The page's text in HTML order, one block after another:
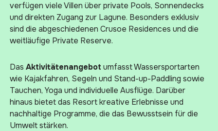
verfügen viele Villen über private Pools, Sonnendecks
und direkten Zugang zur Lagune. Besonders exklusiv
sind die abgeschiedenen Crusoe Residences und die
weitläufige Private Reserve.
Das Aktivitätenangebot umfasst Wassersportarten
wie Kajakfahren, Segeln und Stand-up-Paddling sowie
Tauchen, Yoga und individuelle Ausflüge. Darüber
hinaus bietet das Resort kreative Erlebnisse und
nachhaltige Programme, die das Bewusstsein für die
Umwelt stärken.